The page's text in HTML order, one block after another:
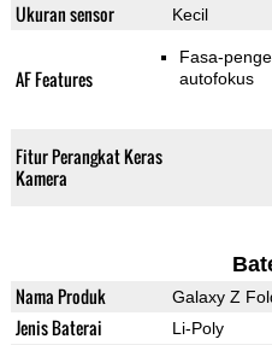
Ukuran sensor Kecil
AF Features
Fasa-
autofokus
Fitur Perangkat Keras
Kamera
Nama Produk Galaxy Z
Jenis Baterai Li-Poly